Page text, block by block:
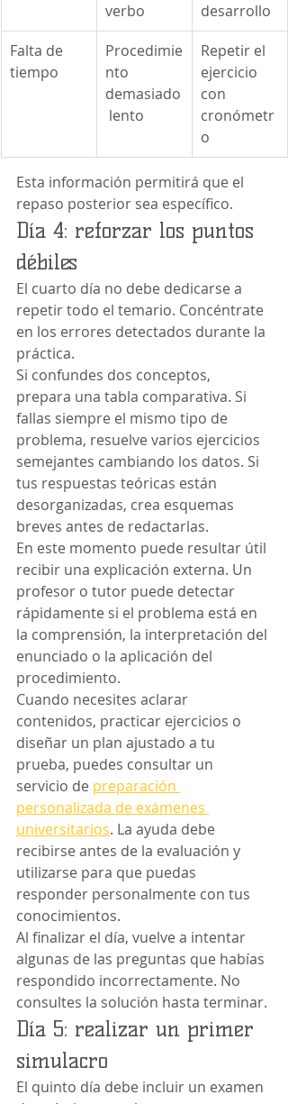
verbo
desarrollo
Falta de
tiempo
Procedimie
nto
demasiado
lento
Repetir el
ejercicio
con
cronómetr
o
Esta información permitirá que el
repaso posterior sea específico.
Día 4: reforzar los puntos
débiles
El cuarto día no debe dedicarse a
repetir todo el temario. Concéntrate
en los errores detectados durante la
práctica.
Si confundes dos conceptos,
prepara una tabla comparativa. Si
fallas siempre el mismo tipo de
problema, resuelve varios ejercicios
semejantes cambiando los datos. Si
tus respuestas teóricas están
desorganizadas, crea esquemas
breves antes de redactarlas.
En este momento puede resultar útil
recibir una explicación externa. Un
profesor o tutor puede detectar
rápidamente si el problema está en
la comprensión, la interpretación del
enunciado o la aplicación del
procedimiento.
Cuando necesites aclarar
contenidos, practicar ejercicios o
diseñar un plan ajustado a tu
prueba, puedes consultar un
servicio de preparación
personalizada de exámenes
universitarios. La ayuda debe
recibirse antes de la evaluación y
utilizarse para que puedas
responder personalmente con tus
conocimientos.
Al finalizar el día, vuelve a intentar
algunas de las preguntas que habías
respondido incorrectamente. No
consultes la solución hasta terminar.
Día 5: realizar un primer
simulacro
El quinto día debe incluir un examen